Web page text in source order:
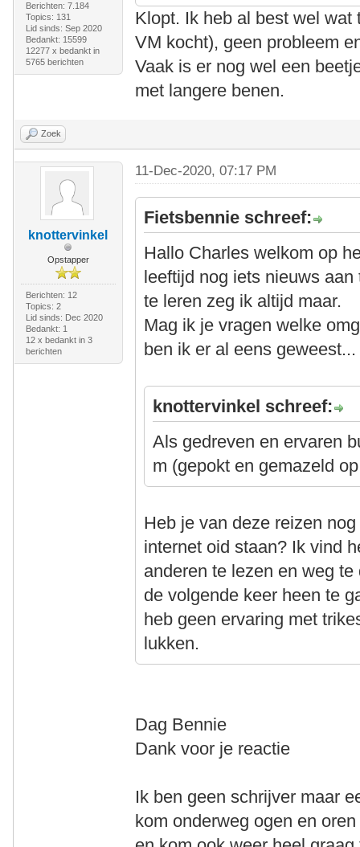
Berichten: 7.184
Topics: 131
Lid sinds: Sep 2020
Bedankt: 15599
12277 x bedankt in
5765 berichten
Klopt. Ik heb al best wel
VM kocht), geen probleem
Vaak is er nog wel een
met langere benen.
Zoek
knottervinkel
Opstapper
Berichten: 12
Topics: 2
Lid sinds: Dec 2020
Bedankt: 1
12 x bedankt in 3
berichten
11-Dec-2020, 07:17 PM
Fietsbennie schreef:
Hallo Charles welkom op
leeftijd nog iets nieuws
te leren zeg ik altijd maar.
Mag ik je vragen welke
ben ik er al eens geweest...
knottervinkel schreef:
Als gedreven en ervaren
m (gepokt en gemazeld
Heb je van deze reizen
internet oid staan? Ik vind
anderen te lezen en weg
de volgende keer heen te
heb geen ervaring met
lukken.
Dag Bennie
Dank voor je reactie
Ik ben geen schrijver maar
kom onderweg ogen en